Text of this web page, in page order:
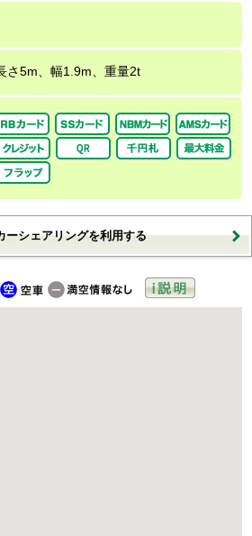
さ5m、幅1.9m、重量2t
ーシェアリングを利用する